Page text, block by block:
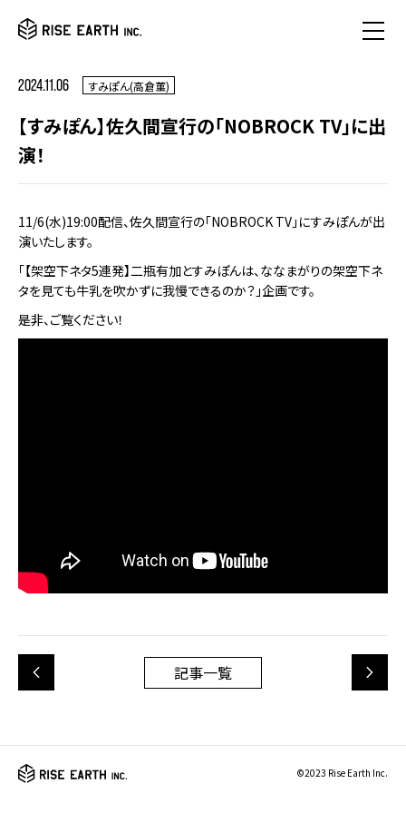
2024.11.06 すみぽん(高倉菫)
【すみぽん】佐久間宣行の「NOBROCK TV」に出
演！
11/6(水)19:00配信、佐久間宣行の「NOBROCK TV」にすみぽんが出
演いたします。
「【架空下ネタ5連発】二瓶有加とすみぽんは、ななまがりの架空下ネ
タを見ても牛乳を吹かずに我慢できるのか？」企画です。
是非、ご覧ください！
記事一覧
©2023 Rise Earth Inc.